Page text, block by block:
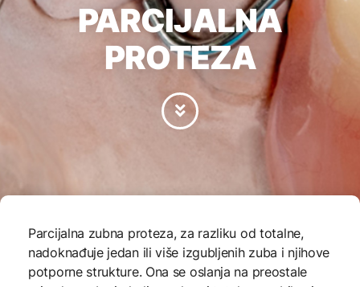
PARCIJALNA
PROTEZA
Parcijalna zubna proteza, za razliku od totalne,
nadoknađuje jedan ili više izgubljenih zuba i njihove
potporne strukture. Ona se oslanja na preostale